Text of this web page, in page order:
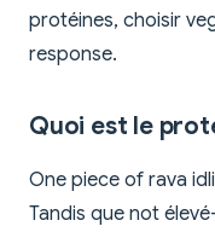
protéines, choisir
response.
Quoi est le
One piece of rava
Tandis que not